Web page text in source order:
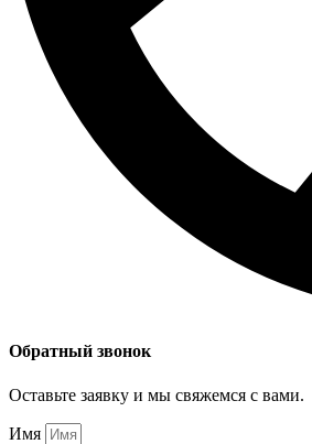
Обратный звонок
Оставьте заявку и мы свяжемся с вами.
Имя